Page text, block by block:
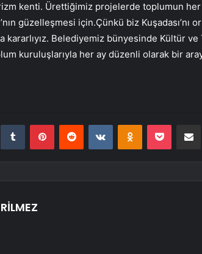
kenti. Ürettiğimiz projelerde toplumun
güzelleşmesi için.Çünkü biz Kuşadası’nı
Belediyemiz bünyesinde Kültür ve
kuruluşlarıyla her ay düzenli olarak bir
Tumblr PinterestReddit VKontakteOdnoklassniki
Pocket